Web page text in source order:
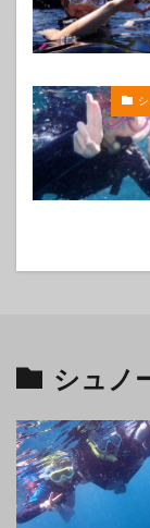
シュノ